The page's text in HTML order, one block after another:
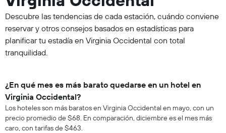
Descubre las tendencias de cada estación, cuándo conviene
reservar y otros consejos basados en estadísticas para
planificar tu estadía en Virginia Occidental con total
tranquilidad.
¿En qué mes es más barato quedarse en un hotel en
Virginia Occidental?
Los hoteles son más baratos en Virginia Occidental en mayo, con un
precio promedio de $68. En comparación, diciembre es el mes más
caro, con tarifas de $463.